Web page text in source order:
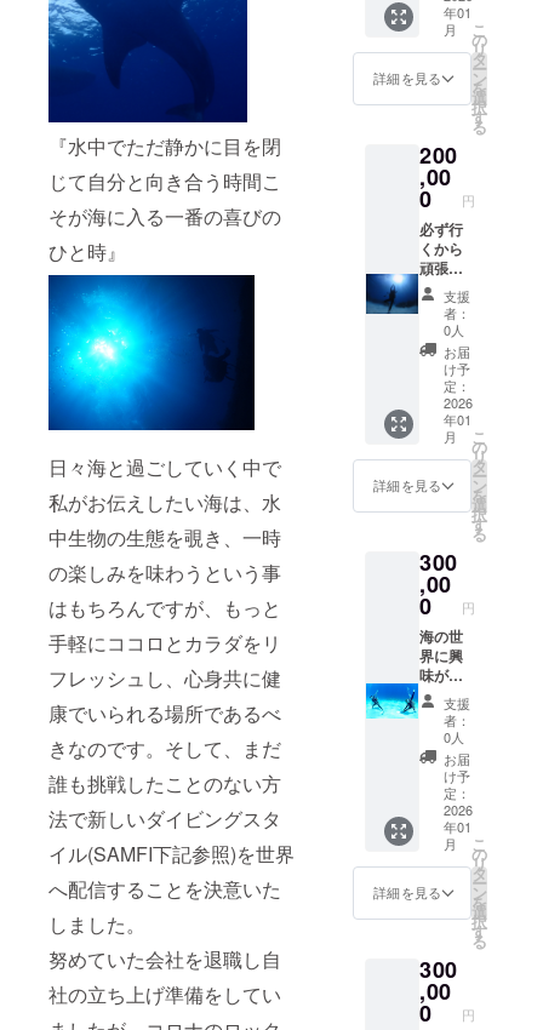
『水中でただ静かに目を閉
じて自分と向き合う時間こ
そが海に入る一番の喜びの
ひと時』
日々海と過ごしていく中で
私がお伝えしたい海は、水
中生物の生態を覗き、一時
の楽しみを味わうという事
はもちろんですが、もっと
手軽にココロとカラダをリ
フレッシュし、心身共に健
康でいられる場所であるべ
きなのです。そして、まだ
誰も挑戦したことのない方
法で新しいダイビングスタ
イル(SAMFI下記参照)を世界
へ配信することを決意いた
しました。
努めていた会社を退職し自
社の立ち上げ準備をしてい
クーポ
10,000
円分 提
供日
時：ご
ご利用
いただ
ける
サービ
ス内容
一例
☆ス
クーバ
ダイビ
ング ☆
追加ダ
イビン
グ：c
カード
ライセ
ンスを
お持ち
の方 ☆
器材レ
ンタル
ダイビ
ング：
講習を
受けた
ことが
ない方
☆ス
ノーケ
ル体験
☆陸ツ
アー ※
一回の
ご来店
に付き
10,000
円分の
クーポ
ンをご
利用い
ただけ
クーポ
ンの期
限は1年
です 皆
をご相
談させ
ていた
だきま
す ご来
店時に
☆オリ
ジナル
ステッ
カー
サイ
ズ：5㎝
×5㎝ ☆
オリジ
ナルT
シャツ
（Tシャ
ツには
お好み
のお名
前を入
れさせ
ていた
だきま
す） ●
ご希望
ズ、希
望のお
名前は
備考欄
に記入
をお願
いいた
します
☆当店
のお支
払いで
利用可
能な
クーポ
50,000
円分 提
供日
時：ご
来店時
いただ
ける
サービ
ス内容
も励み
になり
ます
☆☆ コ
コロを
込めて
ご連絡
をさせ
ていた
だきま
す ご来
店時に
お渡し
☆オリ
ジナル
ステッ
カー
サイ
ズ：5㎝
×5㎝ ☆
オリジ
ナルT
シャツ
（Tシャ
ツには
お好み
前を入
れさせ
ていた
だきま
す） ●
ご希望
のサイ
ズ、希
望のお
名前は
備考欄
に記入
をお願
いいた
します
☆当店
のお支
払いで
利用可
能な
ン
100,000
円分 提
供日
年01
月
詳細を見る
こ
の
リ
タ
ー
ン
を
選
択
す
る
200
,00
0 円
必ず行
くから
頑張
れ！ 応
援あり
がとう
ござい
す！！
とって
も励み
になり
ます
☆☆ コ
コロを
込めて
ご連絡
をさせ
ていた
だきま
す ご来
店時に
お渡し
☆オリ
ジナル
ステッ
カー
サイ
ズ：5㎝
×5㎝ ☆
オリジ
ナルT
シャツ
（Tシャ
ツには
お好み
前を入
れさせ
ていた
だきま
支援
者：
0人
お届
け予
定：
2026
年01
月
詳細を見る
こ
の
リ
タ
ー
ン
を
選
択
す
る
300
,00
0 円
海の世
界に興
味があ
る！南
国でダ
イバー
になり
たい！
応援あ
りがと
うござ
いま
す！！
とって
も励み
になり
☆☆ コ
コロを
込めて
お礼の
支援
者：
0人
お届
け予
定：
2026
年01
月
詳細を見る
こ
の
リ
タ
ー
ン
を
選
択
す
る
300
,00
0 円